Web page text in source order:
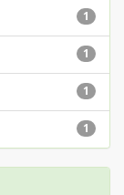
1
1
1
1